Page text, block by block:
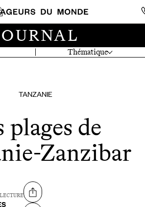
Thématique
TANZANIE
plages de
Zanzibar
Partager sur